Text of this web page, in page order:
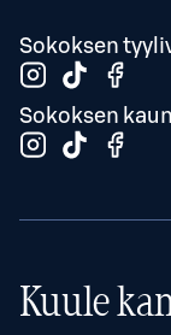
Sokoksen
Sokoksen
Kuule